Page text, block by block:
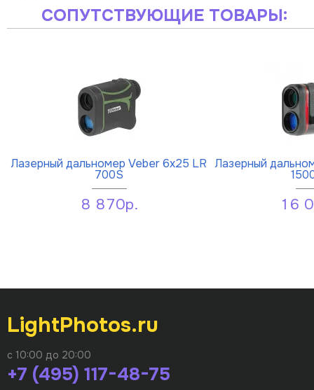
СОПУТСТВУЮЩИЕ ТОВАРЫ:
Лазерный дальномер Veber 6x25 LR
700S
8 870р.
Лазерный
16
LightPhotos.ru
с 10:00 до 20:00
+7 (495) 117-48-75